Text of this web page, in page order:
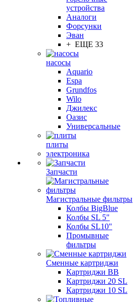
устройства
Aналоги
Форсунки
Эван
+ ЕЩЕ 33
насосы
Aquario
Espa
Grundfos
Wilo
Джилекс
Оазис
Универсальные
плиты
электроника
Запчасти
Магистральные фильтры
Колбы BigBlue
Колбы SL 5"
Колбы SL10"
Промывные
фильтры
Сменные картриджи
Картриджи BB
Картриджи 20 SL
Картриджи 10 SL